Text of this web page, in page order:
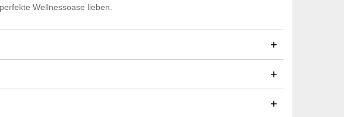
Wellnessoase lieben.